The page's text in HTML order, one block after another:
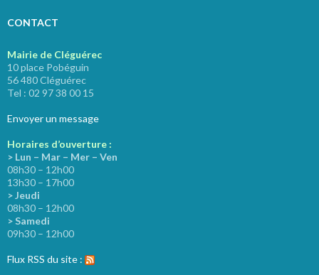
CONTACT
Mairie de Cléguérec
10 place Pobéguin
56 480 Cléguérec
Tel : 02 97 38 00 15
Envoyer un message
Horaires d’ouverture :
> Lun – Mar – Mer – Ven
08h30 – 12h00
13h30 – 17h00
> Jeudi
08h30 – 12h00
> Samedi
09h30 – 12h00
Flux RSS du site :